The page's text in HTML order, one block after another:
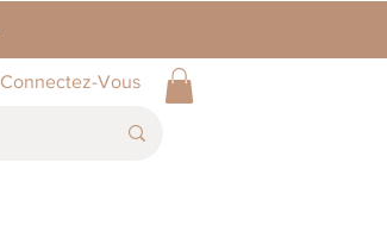
Connectez-Vous